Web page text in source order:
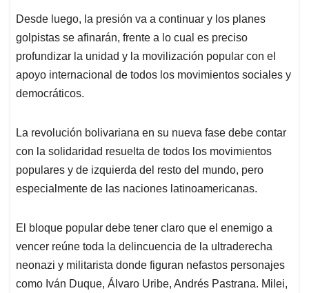
Desde luego, la presión va a continuar y los planes
golpistas se afinarán, frente a lo cual es preciso
profundizar la unidad y la movilización popular con el
apoyo internacional de todos los movimientos sociales y
democráticos.
La revolución bolivariana en su nueva fase debe contar
con la solidaridad resuelta de todos los movimientos
populares y de izquierda del resto del mundo, pero
especialmente de las naciones latinoamericanas.
El bloque popular debe tener claro que el enemigo a
vencer reúne toda la delincuencia de la ultraderecha
neonazi y militarista donde figuran nefastos personajes
como Iván Duque, Álvaro Uribe, Andrés Pastrana. Milei,